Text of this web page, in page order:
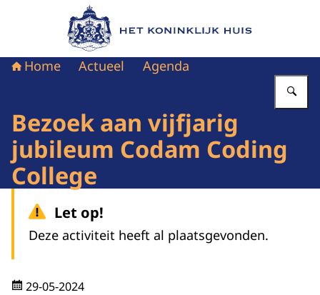
Naar de homepage van Het Koninklijk Huis
Home Actueel Agenda
Bezoek aan vijfjarig
jubileum Codam Coding
College
Let op!
Deze activiteit heeft al plaatsgevonden.
29-05-2024